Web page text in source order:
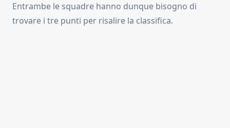
Entrambe le squadre hanno dunque bisogno di
trovare i tre punti per risalire la classifica.